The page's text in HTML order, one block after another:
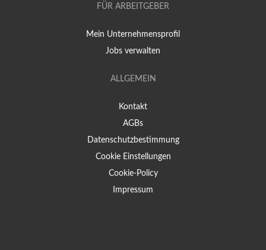
FÜR ARBEITGEBER
Mein Unternehmensprofil
Jobs verwalten
ALLGEMEIN
Kontakt
AGBs
Datenschutzbestimmung
Cookie Einstellungen
Cookie-Policy
Impressum